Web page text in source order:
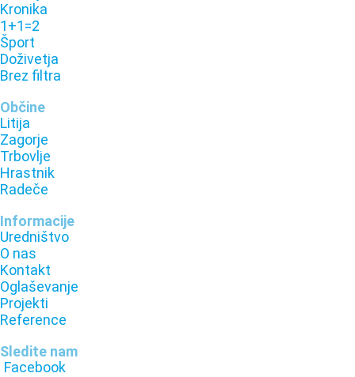
Kronika
1+1=2
Šport
Doživetja
Brez filtra
Občine
Litija
Zagorje
Trbovlje
Hrastnik
Radeče
Informacije
Uredništvo
O nas
Kontakt
Oglaševanje
Projekti
Reference
Sledite nam
Facebook